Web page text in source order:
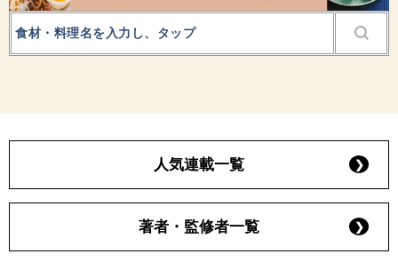
人気連載一覧
著者・監修者一覧